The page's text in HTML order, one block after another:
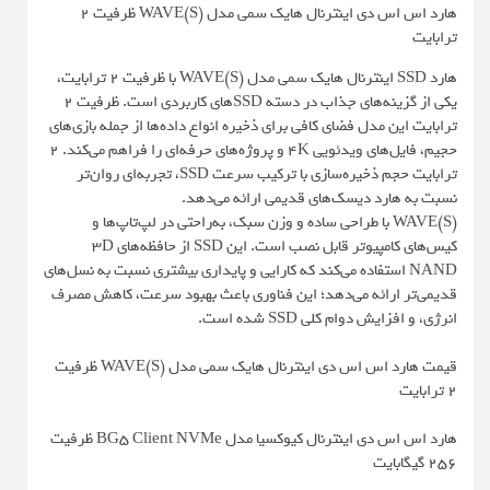
هارد اس اس دی اینترنال هایک سمی مدل WAVE(S) ظرفیت 2
ترابایت
هارد SSD اینترنال هایک سمی مدل WAVE(S) با ظرفیت 2 ترابایت،
یکی از گزینه‌های جذاب در دسته SSDهای کاربردی است. ظرفیت 2
ترابایت این مدل فضای کافی برای ذخیره انواع داده‌ها از جمله بازی‌های
حجیم، فایل‌های ویدئویی 4K و پروژه‌های حرفه‌ای را فراهم می‌کند. 2
ترابایت حجم ذخیره‌سازی با ترکیب سرعت SSD، تجربه‌ای روان‌تر
نسبت به هارد دیسک‌های قدیمی ارائه می‌دهد.
WAVE(S) با طراحی ساده و وزن سبک، به‌راحتی در لپ‌تاپ‌ها و
کیس‌های کامپیوتر قابل نصب است. این SSD از حافظه‌های 3D
NAND استفاده می‌کند که کارایی و پایداری بیشتری نسبت به نسل‌های
قدیمی‌تر ارائه می‌دهد؛ این فناوری باعث بهبود سرعت، کاهش مصرف
انرژی، و افزایش دوام کلی SSD شده است.
قیمت هارد اس اس دی اینترنال هایک سمی مدل WAVE(S) ظرفیت
2 ترابایت
هارد اس اس دی اینترنال کیوکسیا مدل BG5 Client NVMe ظرفیت
256 گیگابایت